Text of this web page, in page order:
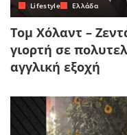
Lifestyle Ελλάδα
Τομ Χόλαντ –
γιορτή σε
αγγλική εξοχή